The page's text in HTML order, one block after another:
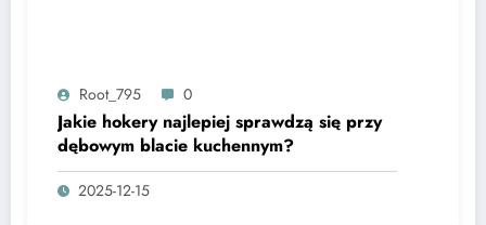
Root_795 0
Jakie hokery najlepiej sprawdzą się przy
dębowym blacie kuchennym?
2025-12-15